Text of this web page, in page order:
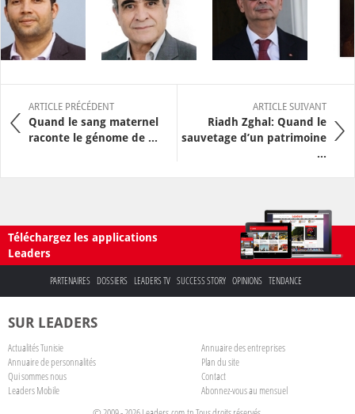
ARTICLE PRÉCÉDENT
Quand le sang maternel
raconte le génome de ...
ARTICLE SUIVANT
Riadh Zghal: Quand le
sauvetage d’un patrimoine
...
Téléchargez les applications
Leaders
PARTENAIRES DOSSIERS LEADERS TV SUCCESS STORY OPINIONS TENDANCE
SUR LEADERS
Actualités Tunisie
Annuaire des entreprises
Annuaire de personnalités
Plan du site
Qui sommes nous
Contact
Leaders Mobile
Abonnez-vous au mensuel